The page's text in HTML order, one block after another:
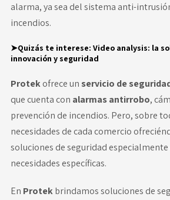
alarma, ya sea del sistema anti-
incendios.
➤Quizás te interese: Video analysis: la
innovación y seguridad
Protekofrece un servicio de
que cuenta con alarmas antirrobo,
prevención de incendios. Pero, sobre
necesidades de cada comercio
soluciones de seguridad especialmente
necesidades específicas.
En Protekbrindamos soluciones de